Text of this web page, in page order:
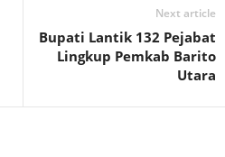
Next article
Bupati Lantik 132 Pejabat
Lingkup Pemkab Barito
Utara